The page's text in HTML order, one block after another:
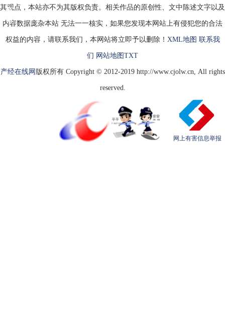
有
当
其观点，本站亦不为其版权负责。相关作品的原创性、文中陈述文字以及
内容数据庞杂本站 无法一一核实，如果您发现本网站上有侵犯您的合法
权益的内容，请联系我们，本网站将立即予以删除！ XML地图 联系我
们 网站地图 TXT
产经在线网 版权所有 Copyright © 2012-2019 http://www.cjolw.cn, All rights
reserved.
网上有害信息举报